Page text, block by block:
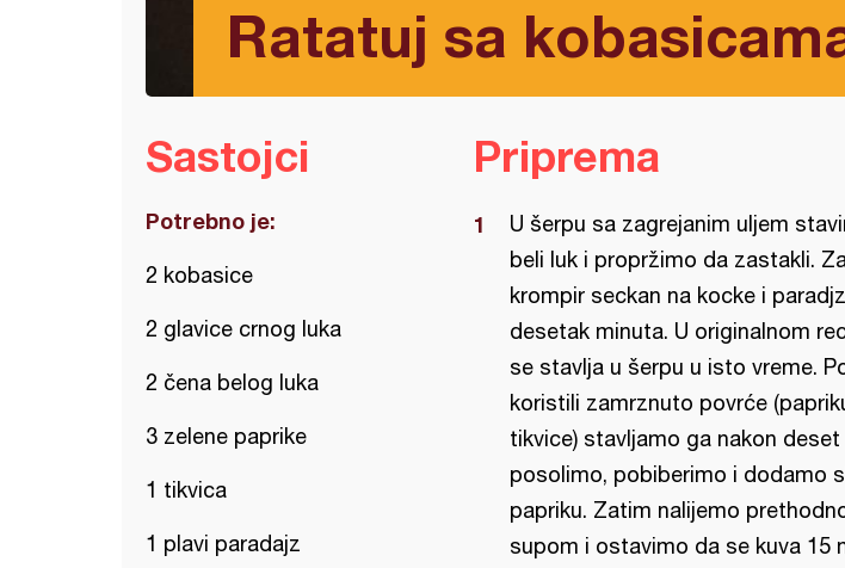
Ratatuj sa
Sastojci
Potrebno je:
2 kobasice
2 glavice crnog luka
2 čena belog luka
3 zelene paprike
1 tikvica
1 plavi paradajz
Priprema
U šerpu sa zagrejanim uljem
beli luk i propržimo da zastakli.
krompir seckan na kocke i
desetak minuta. U originalnom
se stavlja u šerpu u isto vreme.
koristili zamrznuto povrće
tikvice) stavljamo ga nakon
posolimo, pobiberimo i dodamo
papriku. Zatim nalijemo
supom i ostavimo da se kuva 15